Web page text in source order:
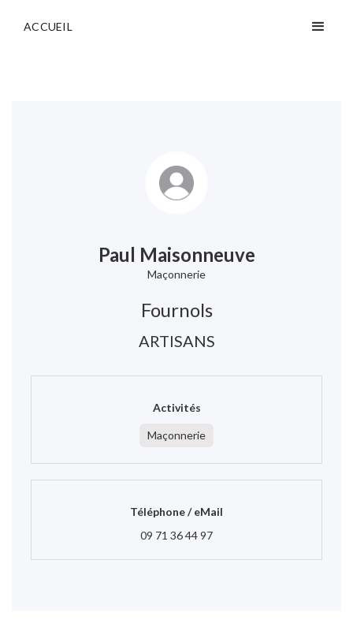
ACCUEIL
Paul Maisonneuve
Maçonnerie
Fournols
ARTISANS
Activités
Maçonnerie
Téléphone / eMail
09 71 36 44 97